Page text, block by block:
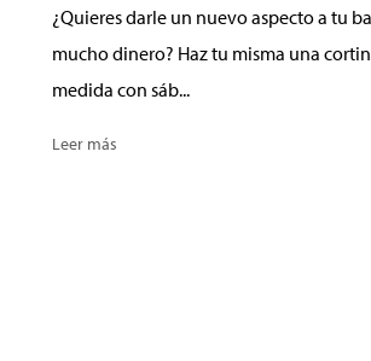
¿Quieres darle un nuevo aspecto a tu
mucho dinero? Haz tu misma una
medida con sáb...
Leer más